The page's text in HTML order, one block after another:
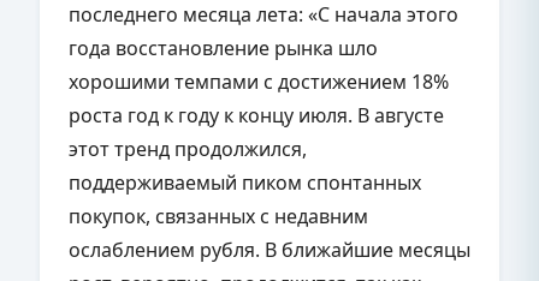
последнего месяца лета: «С начала этого
года восстановление рынка шло
хорошими темпами с достижением 18%
роста год к году к концу июля. В августе
этот тренд продолжился,
поддерживаемый пиком спонтанных
покупок, связанных с недавним
ослаблением рубля. В ближайшие месяцы